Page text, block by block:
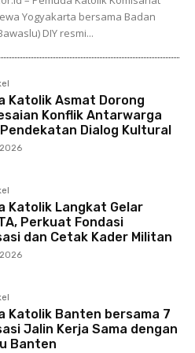
Yogyakarta bersama Badan
DIY resmi...
Katolik Asmat Dorong
Konflik Antarwarga
Dialog Kultural
Katolik Langkat Gelar
Perkuat Fondasi
dan Cetak Kader Militan
Katolik Banten bersama 7
Jalin Kerja Sama dengan
Banten